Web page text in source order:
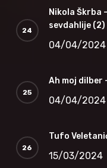
Nikola Škrba
sevdahlije (2)
04/04/2024
Ah moj dilber
04/04/2024
Tufo
15/03/2024